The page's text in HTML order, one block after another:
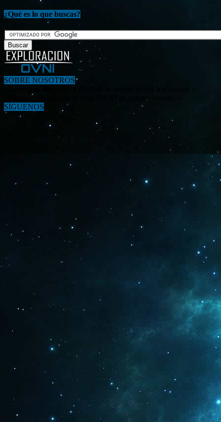
¿Qué es lo que buscas?
SOBRE NOSOTROS
enigmas relacionados al tema OVNI en nuestro mundo.»
SÍGUENOS